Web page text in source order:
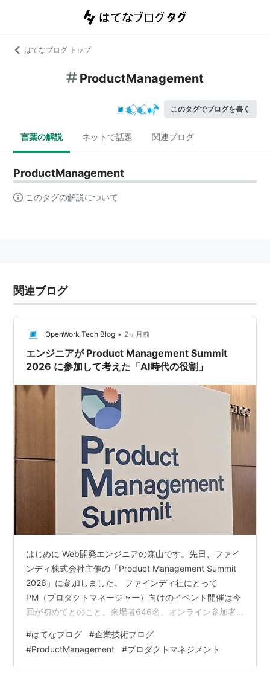
はてなブログ トップ
ProductManagement
このタグでブログを書く
言葉の解説 ネットで話題 関連ブログ
ProductManagement
このタグの解説について
関連ブログ
OpenWork Tech Blog • 2ヶ月前
エンジニアが Product Management Summit
2026 に参加して考えた「AI時代の役割」
はじめに Web開発エンジニアの森山です。先日、ファイ
ンディ株式会社主催の「Product Management Summit
2026」に参加しました。 ファインディ社にとって
PM（プロダクトマネージャー）向けのイベント開催は今
回が初めてとのこと。来場者646名、オンライン参加者
した。 エンジニアの自分がなぜPM向けのカンファレンス
に参加したのか。 それは、AIの登場によりエンジニアの
役割が変わってきていると感じていたからです。 本カン
#はてなブログ #企業技術ブログ
#ProductManagement #プロダクトマネジメント